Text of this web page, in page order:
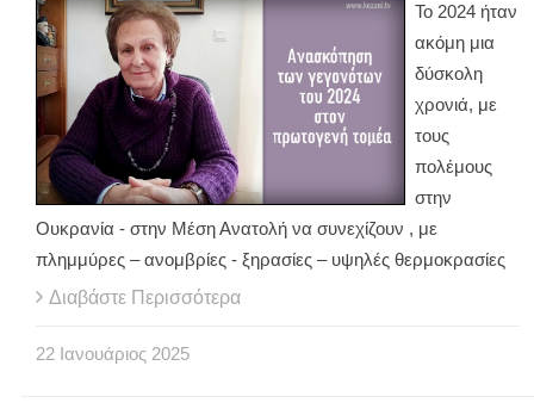
Το 2024 ήταν
ακόμη μια
δύσκολη
χρονιά, με
τους
πολέμους
στην
Ουκρανία - στην Μέση Ανατολή να συνεχίζουν , με
πλημμύρες – ανομβρίες - ξηρασίες – υψηλές θερμοκρασίες
Διαβάστε Περισσότερα
22 Ιανουάριος 2025